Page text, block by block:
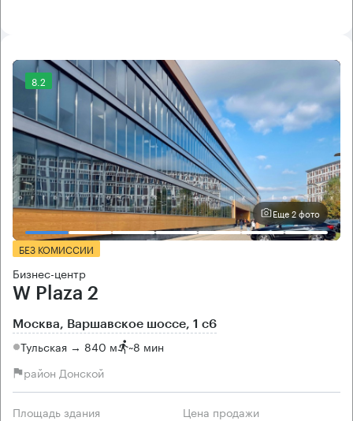
8.2
Еще 2 фото
БЕЗ КОМИССИИ
Бизнес-центр
W Plaza 2
Москва, Варшавское шоссе, 1 с6
Тульская → 840 м ~8 мин
район Донской
Площадь здания Цена продажи